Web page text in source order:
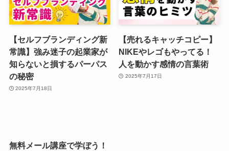
【セルフブランディング新
常識】強み迷子の起業家が
知らないと損するパーパス
の秘密
2025年7月18日
【売れるキャッチコピー】
NIKEやレゴもやってる！
人を動かす感情の言葉術
2025年7月17日
無料メール講座で学ぼう！